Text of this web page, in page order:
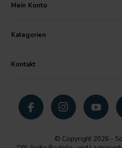
Mein Konto
Kategorien
Kontakt
© Copyright 2026 -